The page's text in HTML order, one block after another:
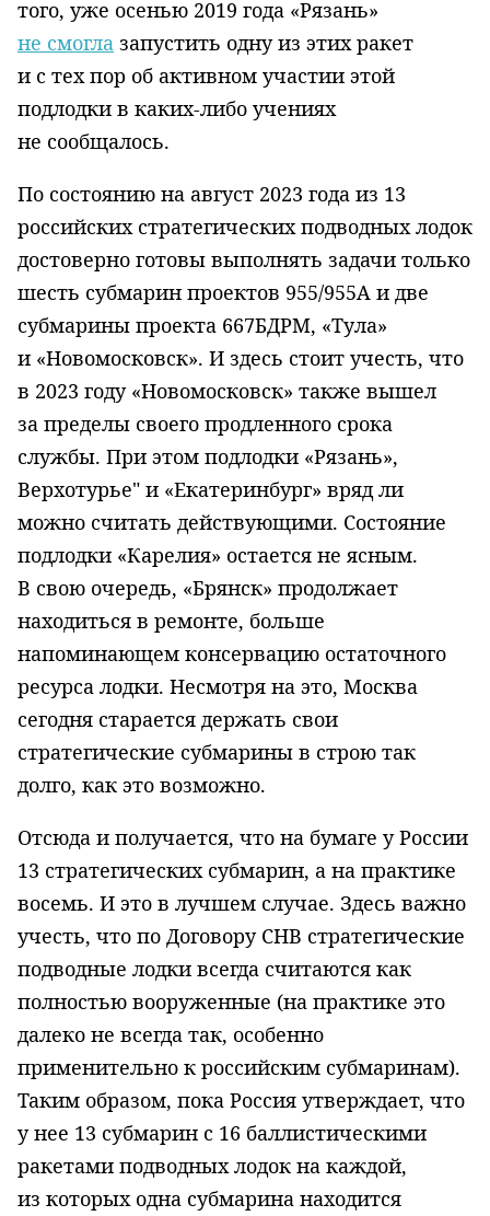
того, уже осенью 2019 года «Рязань»
не смогла запустить одну из этих ракет
и с тех пор об активном участии этой
подлодки в каких-либо учениях
не сообщалось.
По состоянию на август 2023 года из 13
российских стратегических подводных лодок
достоверно готовы выполнять задачи только
шесть субмарин проектов 955/955А и две
субмарины проекта 667БДРМ, «Тула»
и «Новомосковск». И здесь стоит учесть, что
в 2023 году «Новомосковск» также вышел
за пределы своего продленного срока
службы. При этом подлодки «Рязань»,
Верхотурье" и «Екатеринбург» вряд ли
можно считать действующими. Состояние
подлодки «Карелия» остается не ясным.
В свою очередь, «Брянск» продолжает
находиться в ремонте, больше
напоминающем консервацию остаточного
ресурса лодки. Несмотря на это, Москва
сегодня старается держать свои
стратегические субмарины в строю так
долго, как это возможно.
Отсюда и получается, что на бумаге у России
13 стратегических субмарин, а на практике
восемь. И это в лучшем случае. Здесь важно
учесть, что по Договору СНВ стратегические
подводные лодки всегда считаются как
полностью вооруженные (на практике это
далеко не всегда так, особенно
применительно к российским субмаринам).
Таким образом, пока Россия утверждает, что
у нее 13 субмарин с 16 баллистическими
ракетами подводных лодок на каждой,
из которых одна субмарина находится